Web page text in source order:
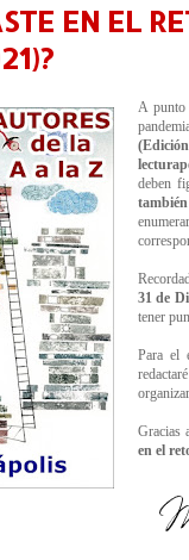
EN EL
A punto
deben
31 de
tener
Para el
Gracias
en el